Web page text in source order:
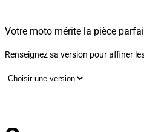
Votre moto mérite la pièce
Renseignez sa version pour affiner